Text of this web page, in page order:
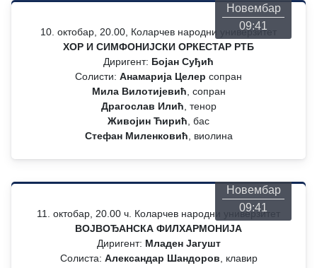
Новембар
09:41
10. октобар, 20.00, Коларчев народни универзитет
ХОР И СИМФОНИЈСКИ ОРКЕСТАР РТБ
Диригент: Бојан Суђић
Солисти: Анамарија Целер сопран
Мила Вилотијевић , сопран
Драгослав Илић , тенор
Живојин Ћирић , бас
Стефан Миленковић , виолина
Новембар
09:41
11. октобар, 20.00 ч. Коларчев народни универзитет
ВОЈВОЂАНСКА ФИЛХАРМОНИЈА
Диригент: Младен Јагушт
Солиста: Александар Шандоров , клавир